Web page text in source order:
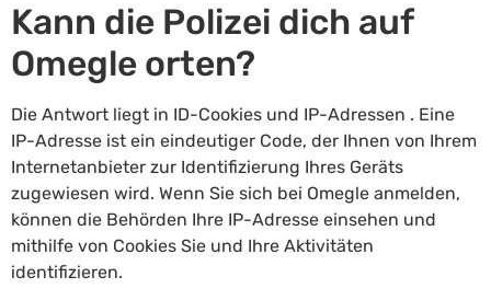
Kann die Polizei dich auf
Omegle orten?
Die Antwort liegt in ID-Cookies und IP-Adressen . Eine
IP-Adresse ist ein eindeutiger Code, der Ihnen von Ihrem
Internetanbieter zur Identifizierung Ihres Geräts
zugewiesen wird. Wenn Sie sich bei Omegle anmelden,
können die Behörden Ihre IP-Adresse einsehen und
mithilfe von Cookies Sie und Ihre Aktivitäten
identifizieren.